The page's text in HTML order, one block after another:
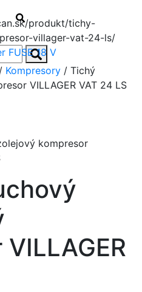
produkt/tichy-
villager-vat-24-ls/
Hľadať
Hľadať
FUSE 18 V
/ Kompresory / Tichý
VILLAGER VAT 24 LS
kompresor